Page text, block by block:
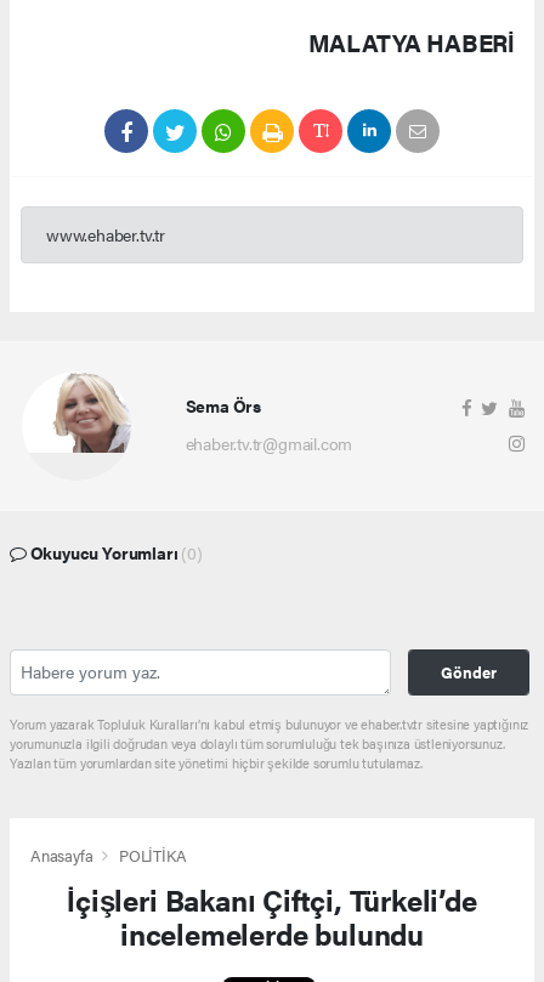
MALATYA HABERİ
www.ehaber.tv.tr
Sema Örs
ehaber.tv.tr@gmail.com
Okuyucu Yorumları (0)
Gönder
Yorum yazarak Topluluk Kuralları’nı kabul etmiş bulunuyor ve ehaber.tv.tr sitesine yaptığınız
yorumunuzla ilgili doğrudan veya dolaylı tüm sorumluluğu tek başınıza üstleniyorsunuz.
Yazılan tüm yorumlardan site yönetimi hiçbir şekilde sorumlu tutulamaz.
Anasayfa POLİTİKA
İçişleri Bakanı Çiftçi, Türkeli’de
incelemelerde bulundu